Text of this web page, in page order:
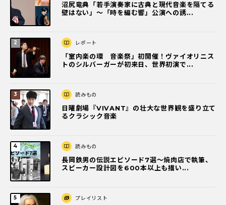
沼尻竜典「若手演奏家に古典と現代音楽を隔てる
壁はない」～「時を編む響」公演への誘...
レポート
「室内楽の環 音楽祭」初開催！ヴァイオリニス
トのシルバーガーが初来日、世界初演で...
読みもの
日曜劇場『VIVANT』の壮大な世界観を盛り立て
るクラシック音楽
読みもの
長岡鉄男の伝説エピソード7選〜焼肉店で執筆、
スピーカー設計図を600本以上も描い...
プレイリスト